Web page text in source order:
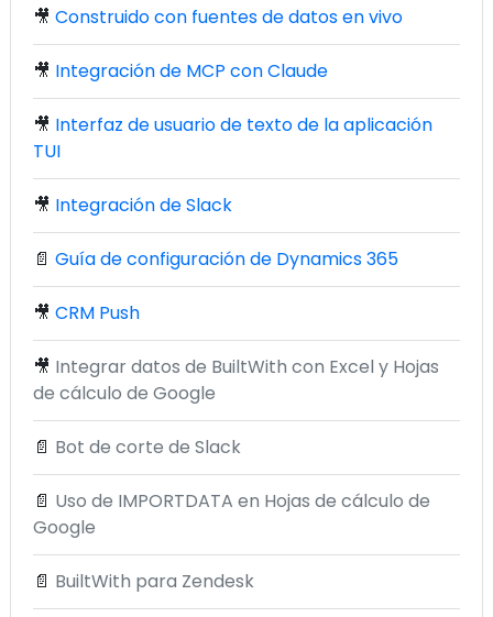
🎥 Construido con fuentes de datos en vivo
🎥 Integración de MCP con Claude
🎥 Interfaz de usuario de texto de la aplicación
TUI
🎥 Integración de Slack
📄 Guía de configuración de Dynamics 365
🎥 CRM Push
🎥 Integrar datos de BuiltWith con Excel y Hojas
de cálculo de Google
📄 Bot de corte de Slack
📄 Uso de IMPORTDATA en Hojas de cálculo de
Google
📄 BuiltWith para Zendesk